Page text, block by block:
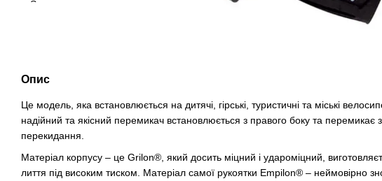
Опис
Це модель, яка встановлюється на дитячі, гірські, туристичні та міські
надійний та якісний перемикач встановлюється з правого боку та перемикає
перекидання.
Матеріал корпусу – це Grilon®, який досить міцний і удароміцний,
лиття під високим тиском. Матеріал самої рукоятки Empilon® – неймовірно